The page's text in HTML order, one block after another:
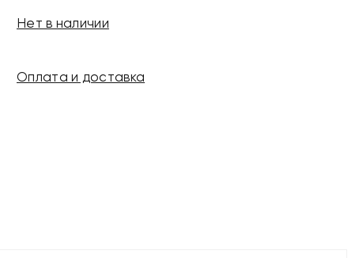
Нет в наличии
Оплата и доставка